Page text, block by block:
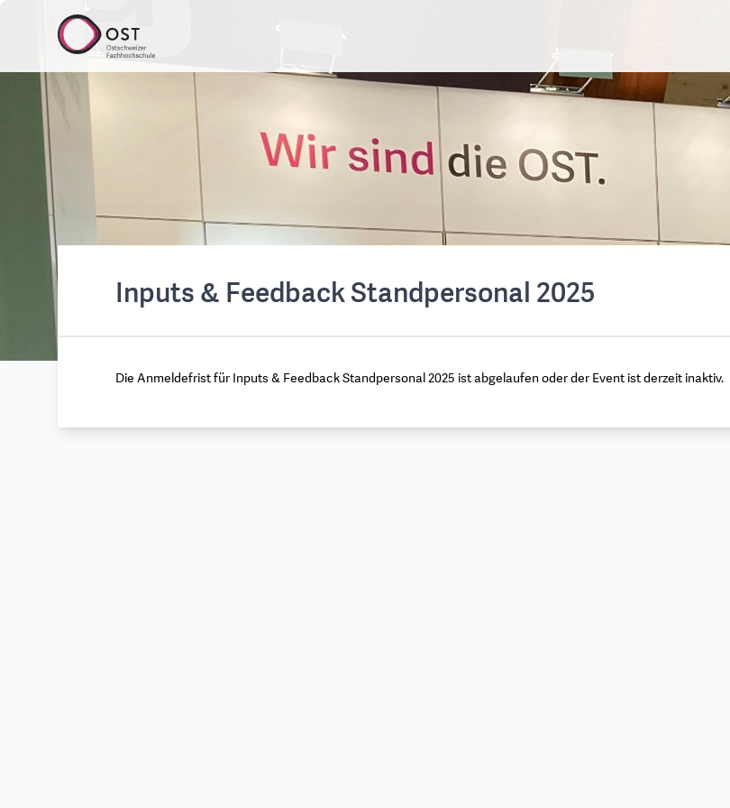
Inputs & Feedback Standpersonal 2025
Die Anmeldefrist für Inputs & Feedback Standpersonal 2025 ist abgelaufen oder der Event ist derzeit inaktiv.